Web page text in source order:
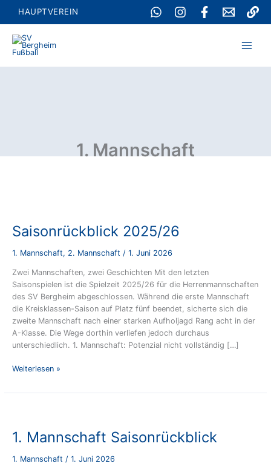
Inhalt
HAUPTVEREIN
1. Mannschaft
Saisonrückblick 2025/26
1. Mannschaft, 2. Mannschaft / 1. Juni 2026
Zwei Mannschaften, zwei Geschichten Mit den letzten
Saisonspielen ist die Spielzeit 2025/26 für die Herrenmannschaften
des SV Bergheim abgeschlossen. Während die erste Mannschaft
die Kreisklassen-Saison auf Platz fünf beendet, sicherte sich die
zweite Mannschaft nach einer starken Aufholjagd Rang acht in der
A-Klasse. Die Wege dorthin verliefen jedoch durchaus
unterschiedlich. 1. Mannschaft: Potenzial nicht vollständig […]
Saisonrückblick
Weiterlesen »
1. Mannschaft Saisonrückblick
1. Mannschaft / 1. Juni 2026